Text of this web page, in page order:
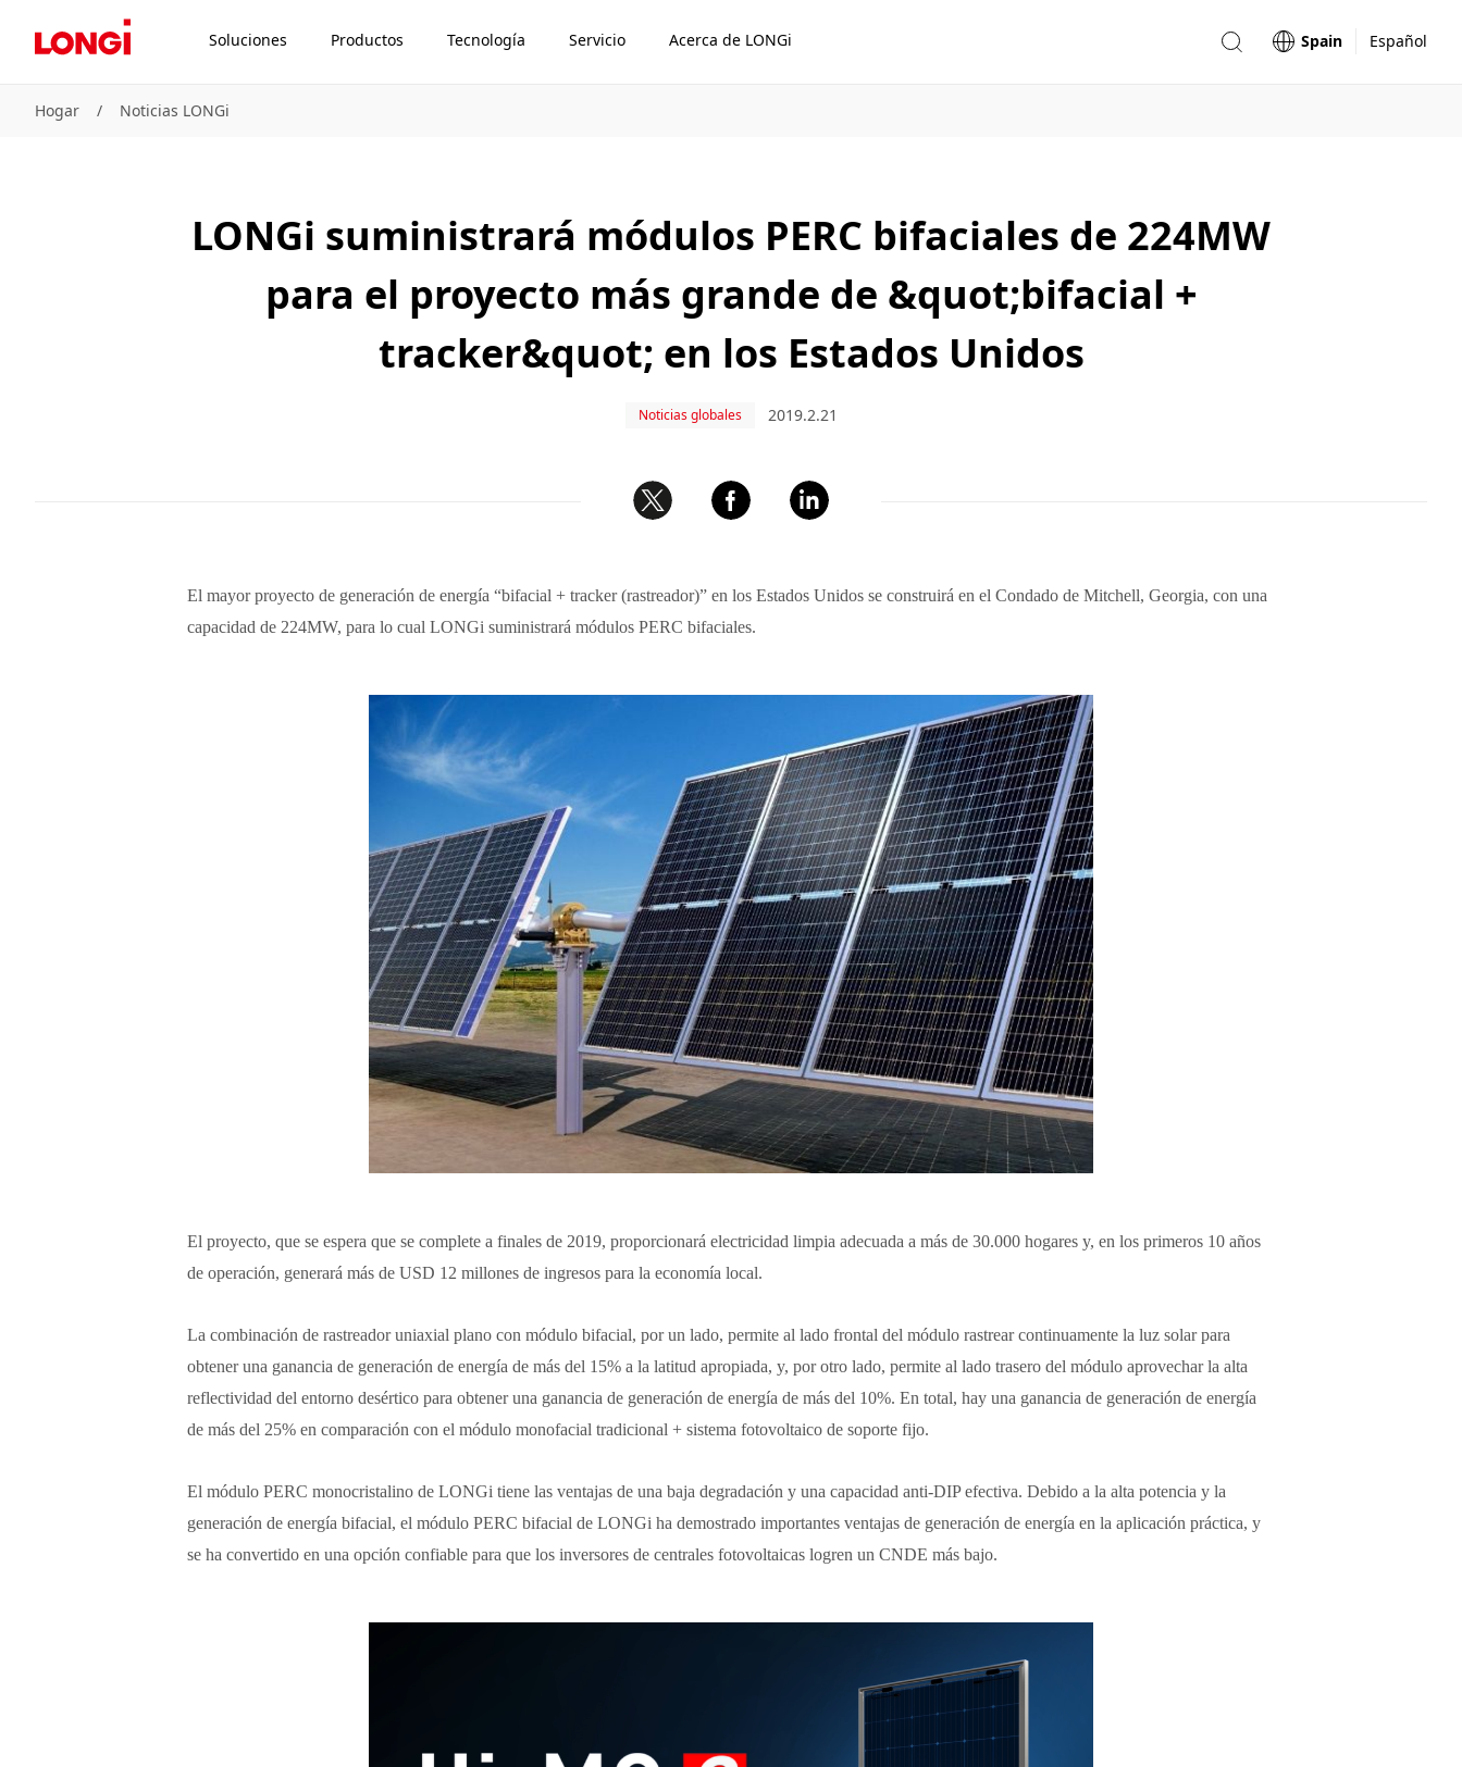
Soluciones Productos Tecnología Servicio Acerca de LONGi Spain Español
Hogar / Noticias LONGi
LONGi suministrará módulos PERC bifaciales de 224MW
para el proyecto más grande de &quot;bifacial +
tracker&quot; en los Estados Unidos
Noticias globales 2019.2.21
El mayor proyecto de generación de energía “bifacial + tracker (rastreador)” en los Estados Unidos se construirá en el Condado de Mitchell, Georgia, con una
capacidad de 224MW, para lo cual LONGi suministrará módulos PERC bifaciales.
El proyecto, que se espera que se complete a finales de 2019, proporcionará electricidad limpia adecuada a más de 30.000 hogares y, en los primeros 10 años
de operación, generará más de USD 12 millones de ingresos para la economía local.
La combinación de rastreador uniaxial plano con módulo bifacial, por un lado, permite al lado frontal del módulo rastrear continuamente la luz solar para
obtener una ganancia de generación de energía de más del 15% a la latitud apropiada, y, por otro lado, permite al lado trasero del módulo aprovechar la alta
reflectividad del entorno desértico para obtener una ganancia de generación de energía de más del 10%. En total, hay una ganancia de generación de energía
de más del 25% en comparación con el módulo monofacial tradicional + sistema fotovoltaico de soporte fijo.
El módulo PERC monocristalino de LONGi tiene las ventajas de una baja degradación y una capacidad anti-DIP efectiva. Debido a la alta potencia y la
generación de energía bifacial, el módulo PERC bifacial de LONGi ha demostrado importantes ventajas de generación de energía en la aplicación práctica, y
se ha convertido en una opción confiable para que los inversores de centrales fotovoltaicas logren un CNDE más bajo.